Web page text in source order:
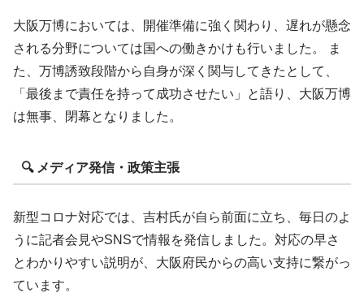
大阪万博においては、開催準備に強く関わり、遅れが懸念
される分野については国への働きかけも行いました。 ま
た、万博誘致段階から自身が深く関与してきたとして、
「最後まで責任を持って成功させたい」と語り、大阪万博
は無事、閉幕となりました。
🔍 メディア発信・政策主張
新型コロナ対応では、吉村氏が自ら前面に立ち、毎日のよ
うに記者会見やSNSで情報を発信しました。対応の早さ
とわかりやすい説明が、大阪府民からの高い支持に繋がっ
ています。